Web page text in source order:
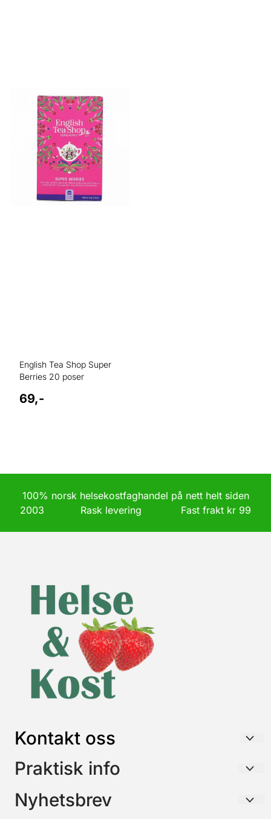
English Tea Shop Super
Berries 20 poser
69,-
100% norsk helsekostfaghandel på nett helt siden
2003 Rask levering Fast frakt kr 99
Kontakt oss
HELSE & KOST AS
3195 SKOPPUM
Praktisk info
Frakt / Forsendelse / Retur
Nyhetsbrev